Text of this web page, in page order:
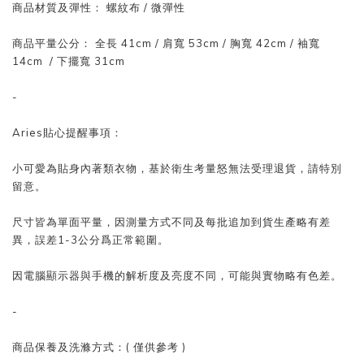
商品材質及彈性： 螺紋布 / 微彈性
商品平量公分： 全長 41 cm / 肩寬 53cm / 胸寬 42cm / 袖寬
14cm / 下擺寬 31 cm
-
Aries貼心提醒事項：
小可愛為貼身內著類衣物，基於衛生考量怒無法受理退貨，請特別
留意。
尺寸皆為單面平量，因測量方式不同及每批追加到貨生產略有差
異，誤差1-3公分爲正常範圍。
因電腦顯示器與手機的解析度及亮度不同，可能與實物略有色差。
-
商品保養及洗滌方式：( 僅供參考 )